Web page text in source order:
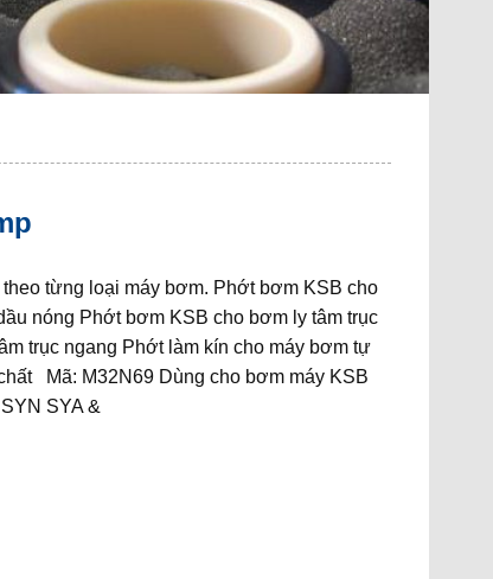
từng loại máy bơm. Phớt bơm KSB cho
nóng Phớt bơm KSB cho bơm ly tâm trục
trục ngang Phớt làm kín cho máy bơm tự
Mã: M32N69 Dùng cho bơm máy KSB
SYA &